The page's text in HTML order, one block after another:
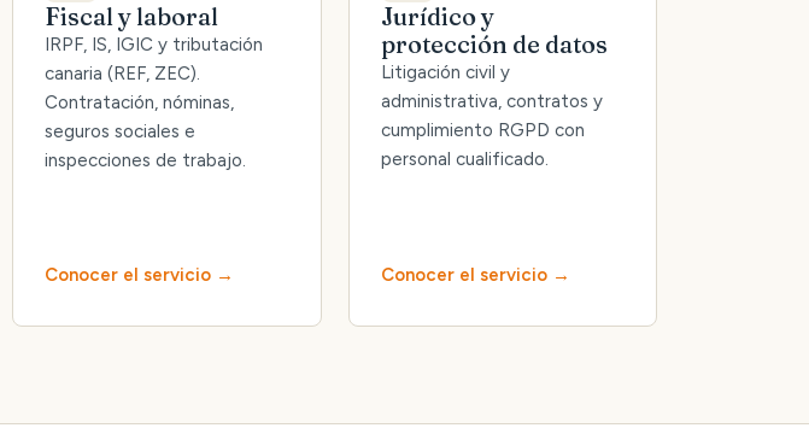
Fiscal y laboral
IRPF, IS, IGIC y tributación
canaria (REF, ZEC).
Contratación, nóminas,
seguros sociales e
inspecciones de trabajo.
Conocer el servicio
Jurídico y
protección de datos
Litigación civil y
administrativa, contratos y
cumplimiento RGPD con
personal cualificado.
Conocer el servicio